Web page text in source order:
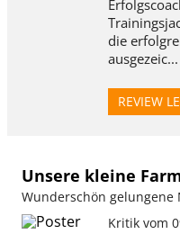
die
ausgezeic...
REVIEW
Unsere kleine
Wunderschön gelungene
Kritik vom